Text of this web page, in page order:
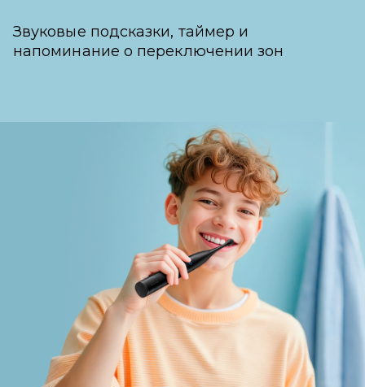
Звуковые подсказки, таймер и
напоминание о переключении зон